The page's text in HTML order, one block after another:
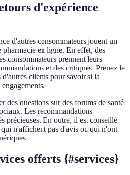
d'expérience
d'autres consommateurs jouent un
en ligne. En effet, des
consommateurs prennent leurs
et des critiques. Prenez le
d'autres clients pour savoir si la
des questions sur des forums de santé
Les recommandations
précieuses. En outre, il est conseillé
qui n'affichent pas d'avis ou qui n'ont
offerts {#services}